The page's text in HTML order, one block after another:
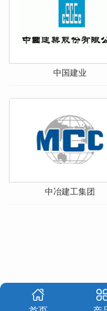
中国建业
中冶建工集团